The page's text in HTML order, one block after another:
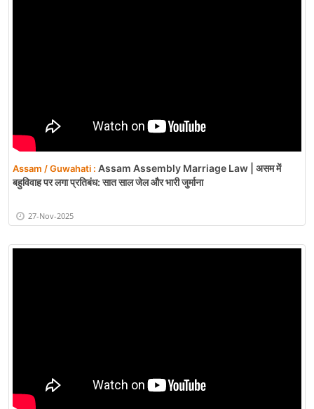
Assam / Guwahati : Assam Assembly Marriage Law | असम में
बहुविवाह पर लगा प्रतिबंध: सात साल जेल और भारी जुर्माना
27-Nov-2025